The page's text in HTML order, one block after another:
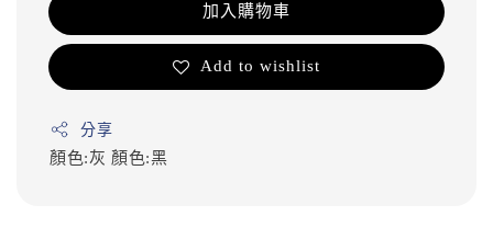
加入購物車
Add to wishlist
分享
顏色:灰 顏色:黑